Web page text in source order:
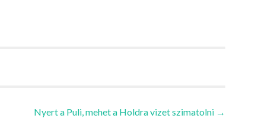
Nyert a Puli, mehet a Holdra vizet szimatolni →